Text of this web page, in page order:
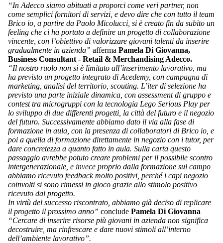
“In Adecco siamo abituati a proporci come veri partner, non
come semplici fornitori di servizi, e devo dire che con tutto il team
Brico io, a partire da Paolo Micolucci, si è creato fin da subito un
feeling che ci ha portato a definire un progetto di collaborazione
vincente, con l’obiettivo di valorizzare giovani talenti da inserire
gradualmente in azienda” afferma Pamela Di Giovanna,
Business Consultant - Retail & Merchandising Adecco.
“Il nostro ruolo non si è limitato all’inserimento lavorativo, ma
ha previsto un progetto integrato di Acedemy, con campagna di
marketing, analisi del territorio, scouting. L’iter di selezione ha
previsto una parte iniziale dinamica, con assessment di gruppo e
contest tra microgruppi con la tecnologia Lego Serious Play per
lo sviluppo di due differenti progetti, la città del futuro e il negozio
del futuro. Successivamente abbiamo dato il via alla fase di
formazione in aula, con la presenza di collaboratori di Brico io, e
poi a quella di formazione direttamente in negozio con i tutor, per
dare concretezza a quanto fatto in aula. Sulla carta questo
passaggio avrebbe potuto creare problemi per il possibile scontro
intergenerazionale, e invece proprio dalla formazione sul campo
abbiamo ricevuto feedback molto positivi, perché i capi negozio
coinvolti si sono rimessi in gioco grazie allo stimolo positivo
ricevuto dal progetto.
In virtù del successo riscontrato, abbiamo già deciso di replicare
il progetto il prossimo anno” conclude Pamela Di Giovanna
“Cercare di inserire risorse più giovani in azienda non significa
decostruire, ma rinfrescare e dare nuovi stimoli all’interno
dell’ambiente lavorativo”.